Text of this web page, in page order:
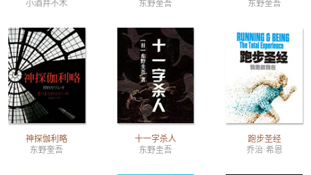
小酒井不木
东野奎吾
东野奎吾
神探伽利略
东野奎吾
十一字杀人
东野圭吾
跑步圣经
乔治·希恩